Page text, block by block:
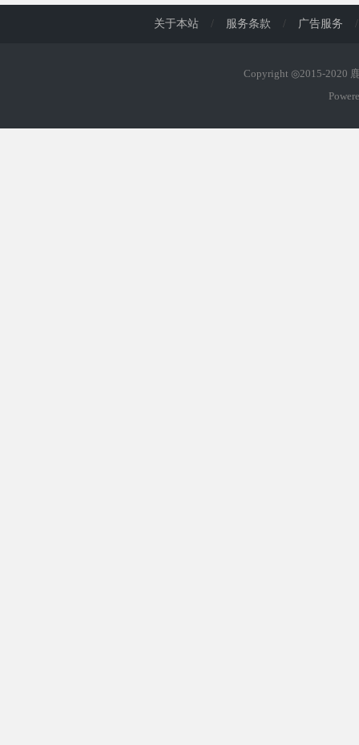
关于本站 / 服务条款 / 广告服务 /
Copyright ◎2015-2020